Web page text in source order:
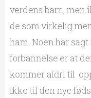
verdens barn, men
de som virkelig
ham. Noen har
forbannelse er at
kommer aldri til
ikke til den nye